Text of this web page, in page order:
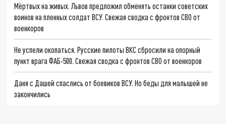
Мёртвых на живых. Львов предложил обменять останки советских
воинов на пленных солдат ВСУ. Свежая сводка с фронтов СВО от
военкоров
Не успели окопаться. Русские пилоты ВКС сбросили на опорный
пункт врага ФАБ-500. Свежая сводка с фронтов СВО от военкоров
Даня с Дашей спаслись от боевиков ВСУ. Но беды для малышей не
закончились